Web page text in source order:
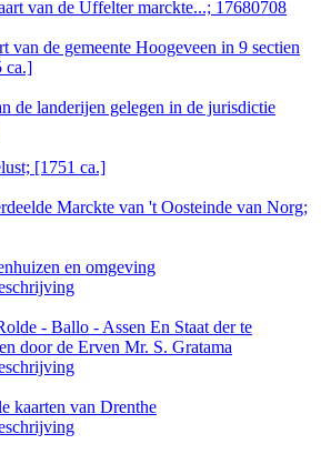
van de Uffelter marckte...; 17680708
van de gemeente Hoogeveen in 9 sectien
ca.]
de landerijen gelegen in de jurisdictie
[1751 ca.]
Marckte van 't Oosteinde van Norg;
en omgeving
- Ballo - Assen En Staat der te
door de Erven Mr. S. Gratama
kaarten van Drenthe